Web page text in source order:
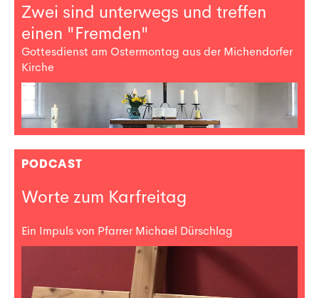
Zwei sind unterwegs und treffen
einen "Fremden"
Gottesdienst am Ostermontag aus der Michendorfer
Kirche
PODCAST
Worte zum Karfreitag
Ein Impuls von Pfarrer Michael Dürschlag